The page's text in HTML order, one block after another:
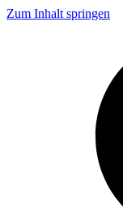
Zum Inhalt springen